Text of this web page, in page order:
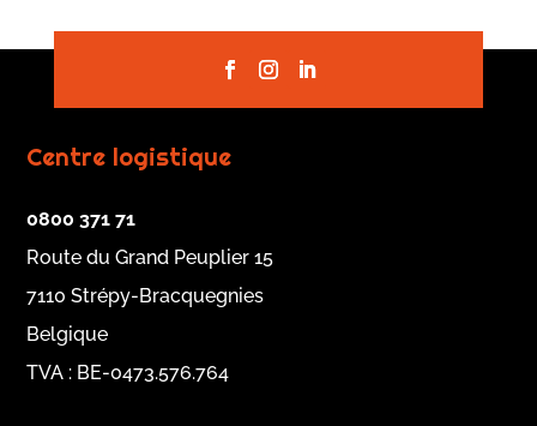
Centre logistique
0800 371 71
Route du Grand Peuplier 15
7110 Strépy-Bracquegnies
Belgique
TVA : BE-0473.576.764